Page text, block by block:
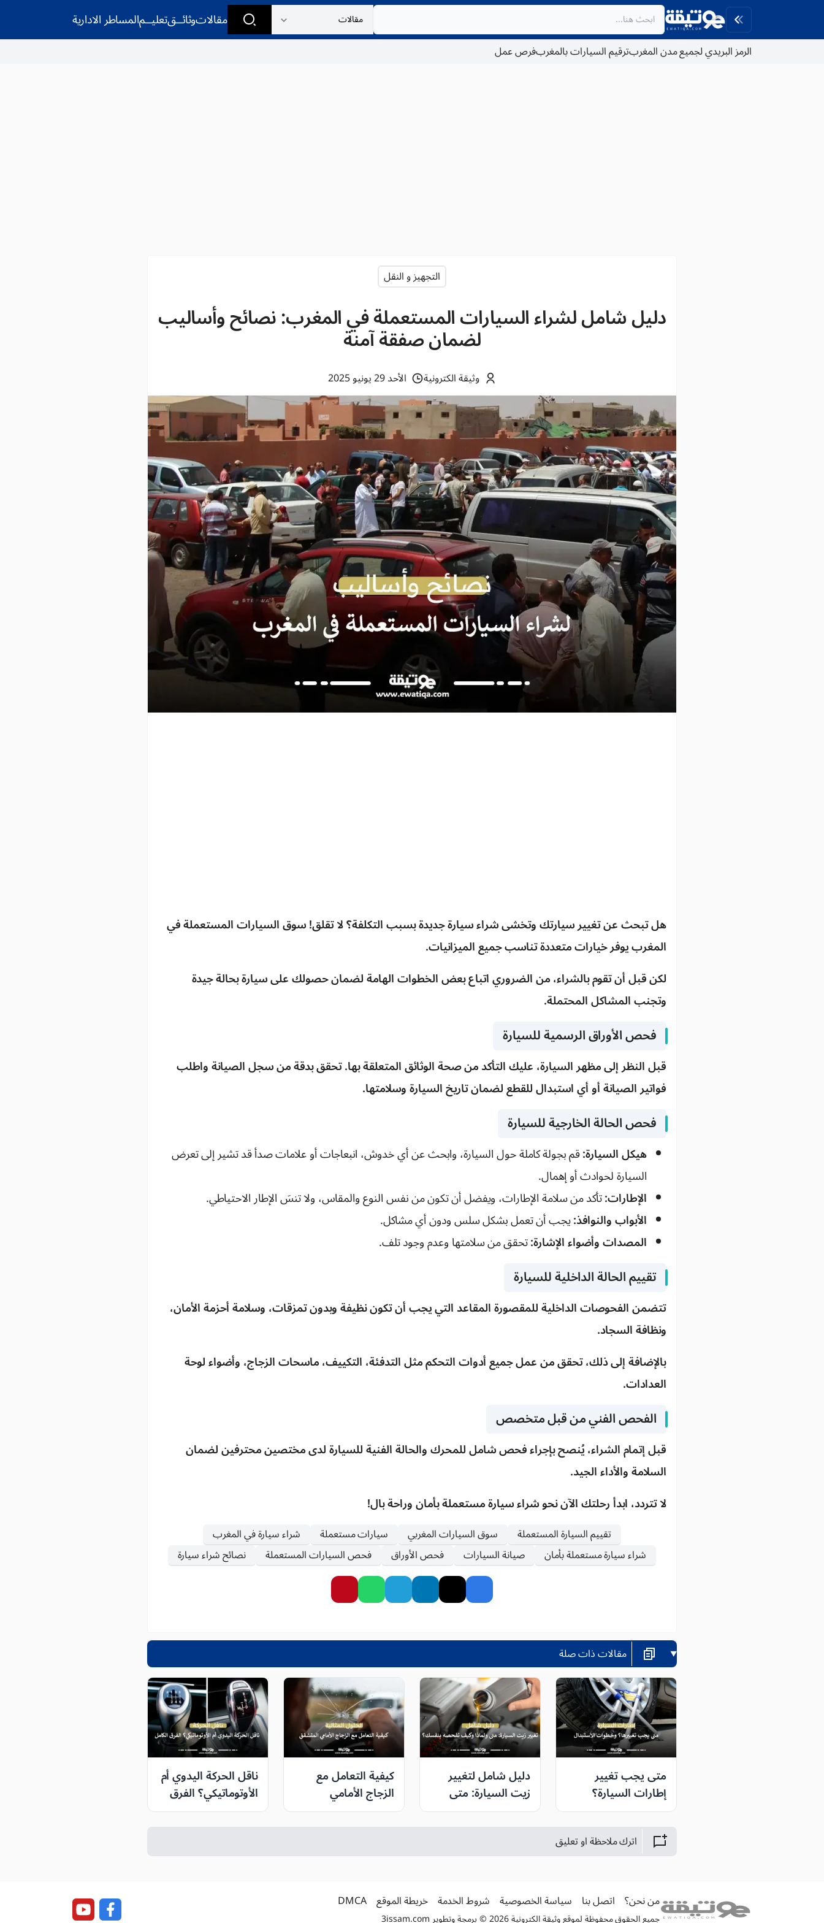
مقالاتوثائــقتعليــمالمساطر الادارية
الرمز البريدي لجميع مدن المغربترقيم السيارات بالمغربفرص عمل
التجهيز و النقل
دليل شامل لشراء السيارات المستعملة في المغرب: نصائح وأساليب
لضمان صفقة آمنة
وثيقة الكترونية الأحد 29 يونيو 2025
هل تبحث عن تغيير سيارتك وتخشى شراء سيارة جديدة بسبب التكلفة؟ لا تقلق! سوق السيارات المستعملة في
المغرب يوفر خيارات متعددة تناسب جميع الميزانيات.
لكن قبل أن تقوم بالشراء، من الضروري اتباع بعض الخطوات الهامة لضمان حصولك على سيارة بحالة جيدة
وتجنب المشاكل المحتملة.
فحص الأوراق الرسمية للسيارة
قبل النظر إلى مظهر السيارة، عليك التأكد من صحة الوثائق المتعلقة بها. تحقق بدقة من سجل الصيانة واطلب
فواتير الصيانة أو أي استبدال للقطع لضمان تاريخ السيارة وسلامتها.
فحص الحالة الخارجية للسيارة
هيكل السيارة:قم بجولة كاملة حول السيارة، وابحث عن أي خدوش، انبعاجات أو علامات صدأ قد تشير إلى تعرض
السيارة لحوادث أو إهمال.
الإطارات:تأكد من سلامة الإطارات، ويفضل أن تكون من نفس النوع والمقاس، ولا تنسَ الإطار الاحتياطي.
الأبواب والنوافذ:يجب أن تعمل بشكل سلس ودون أي مشاكل.
المصدات وأضواء الإشارة:تحقق من سلامتها وعدم وجود تلف.
تقييم الحالة الداخلية للسيارة
تتضمن الفحوصات الداخلية للمقصورة المقاعد التي يجب أن تكون نظيفة وبدون تمزقات، وسلامة أحزمة الأمان،
ونظافة السجاد.
بالإضافة إلى ذلك، تحقق من عمل جميع أدوات التحكم مثل التدفئة، التكييف، ماسحات الزجاج، وأضواء لوحة
العدادات.
الفحص الفني من قبل متخصص
قبل إتمام الشراء، يُنصح بإجراء فحص شامل للمحرك والحالة الفنية للسيارة لدى مختصين محترفين لضمان
السلامة والأداء الجيد.
لا تتردد، ابدأ رحلتك الآن نحو شراء سيارة مستعملة بأمان وراحة بال!
تقييم السيارة المستعملة سوق السيارات المغربي سيارات مستعملة
شراء سيارة في المغرب
شراء سيارة مستعملة بأمان
صيانة السيارات فحص الأوراق فحص السيارات المستعملة نصائح شراء سيارة
مقالات ذات صلة
متى يجب تغيير
إطارات السيارة؟
العلامات الواضحة
وخطوات الاستبدال
بالتفصيل
دليل شامل لتغيير
زيت السيارة: متى
ولماذا وكيف تفحصه
كيفية التعامل مع
الزجاج الأمامي
المتشقق: الحلول
ناقل الحركة اليدوي أم
الأوتوماتيكي؟ الفرق
الكامل وأيهما أنسب
اترك ملاحظة او تعليق
من نحن؟ اتصل بنا سياسة الخصوصية شروط الخدمة خريطة الموقع DMCA
جميع الحقوق محفوظة لموقع وثيقة الكترونية 2026 © برمجة وتطوير 3issam.com